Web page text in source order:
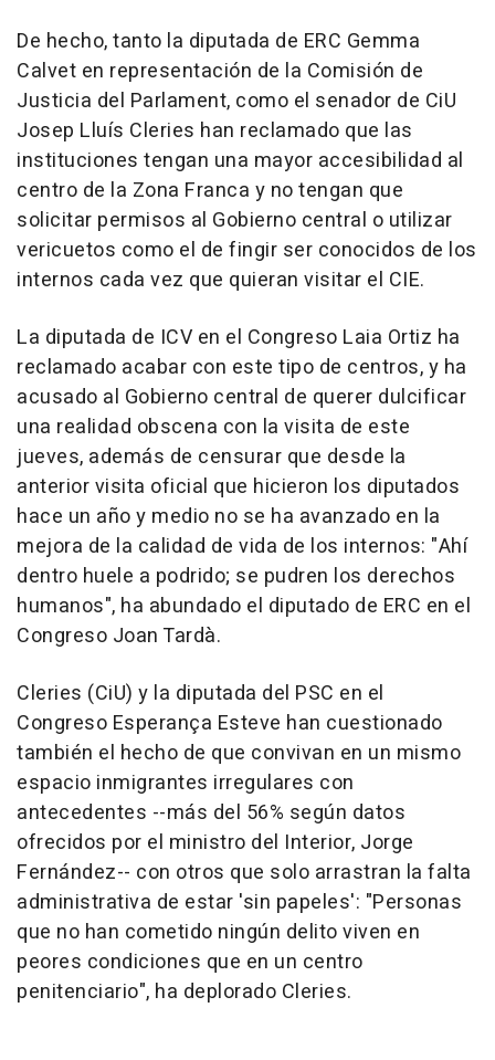
De hecho, tanto la diputada de ERC Gemma
Calvet en representación de la Comisión de
Justicia del Parlament, como el senador de CiU
Josep Lluís Cleries han reclamado que las
instituciones tengan una mayor accesibilidad al
centro de la Zona Franca y no tengan que
solicitar permisos al Gobierno central o utilizar
vericuetos como el de fingir ser conocidos de los
internos cada vez que quieran visitar el CIE.
La diputada de ICV en el Congreso Laia Ortiz ha
reclamado acabar con este tipo de centros, y ha
acusado al Gobierno central de querer dulcificar
una realidad obscena con la visita de este
jueves, además de censurar que desde la
anterior visita oficial que hicieron los diputados
hace un año y medio no se ha avanzado en la
mejora de la calidad de vida de los internos: "Ahí
dentro huele a podrido; se pudren los derechos
humanos", ha abundado el diputado de ERC en el
Congreso Joan Tardà.
Cleries (CiU) y la diputada del PSC en el
Congreso Esperança Esteve han cuestionado
también el hecho de que convivan en un mismo
espacio inmigrantes irregulares con
antecedentes --más del 56% según datos
ofrecidos por el ministro del Interior, Jorge
Fernández-- con otros que solo arrastran la falta
administrativa de estar 'sin papeles': "Personas
que no han cometido ningún delito viven en
peores condiciones que en un centro
penitenciario", ha deplorado Cleries.